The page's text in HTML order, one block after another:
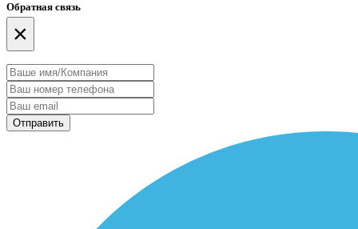
Обратная связь
×
Отправить